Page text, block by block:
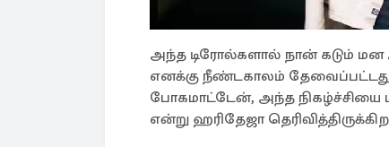
அந்த டிரோல்களால் நான் கடும் மன
எனக்கு நீண்டகாலம்
போகமாட்டேன், அந்த நிகழ்ச்சியை
என்று ஹரிதேஜா